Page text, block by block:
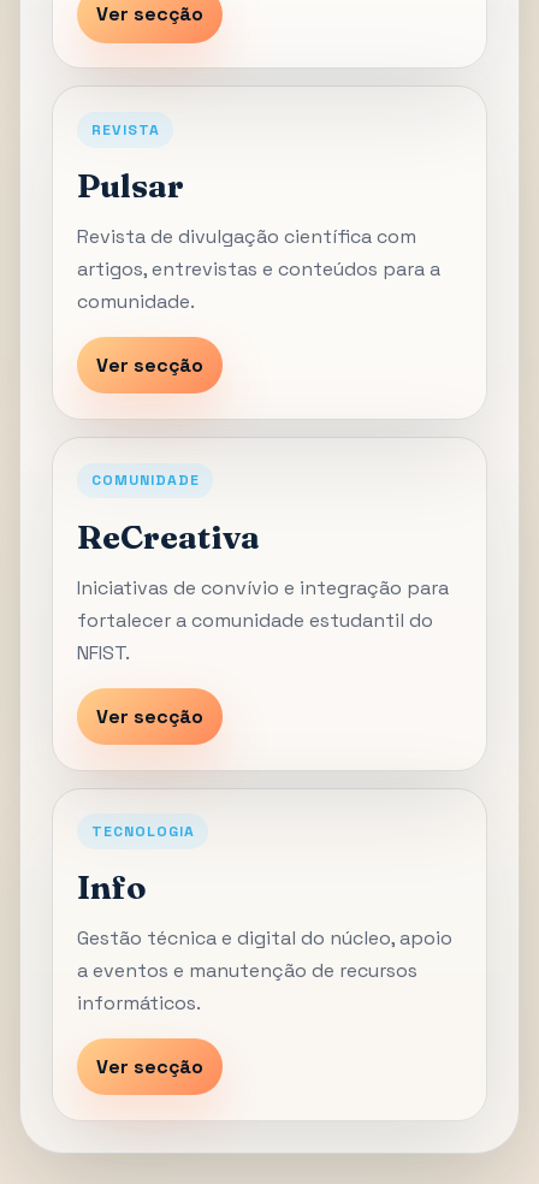
Ver secção
REVISTA
Pulsar
Revista de divulgação científica com
artigos, entrevistas e conteúdos para a
comunidade.
Ver secção
COMUNIDADE
ReCreativa
Iniciativas de convívio e integração para
fortalecer a comunidade estudantil do
NFIST.
Ver secção
TECNOLOGIA
Info
Gestão técnica e digital do núcleo, apoio
a eventos e manutenção de recursos
informáticos.
Ver secção